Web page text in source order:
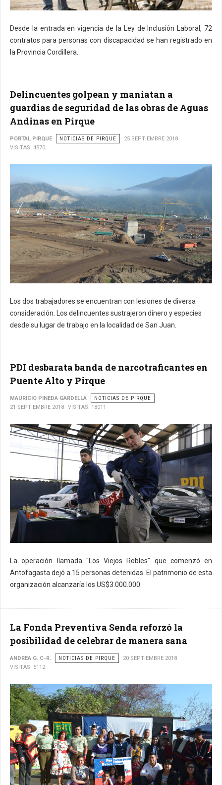
Desde la entrada en vigencia de la Ley de Inclusión Laboral, 72
contratos para personas con discapacidad se han registrado en
la Provincia Cordillera.
Delincuentes golpean y maniatan a
guardias de seguridad de las obras de Aguas
Andinas en Pirque
PORTAL PIRQUE NOTICIAS DE PIRQUE
25 SEPTIEMBRE 2018
VISITAS: 4570
Los dos trabajadores se encuentran con lesiones de diversa
consideración. Los delincuentes sustrajeron dinero y especies
desde su lugar de trabajo en la localidad de San Juan.
PDI desbarata banda de narcotraficantes en
Puente Alto y Pirque
MAURICIO PINEDA GARDELLA
NOTICIAS DE PIRQUE
21 SEPTIEMBRE 2018
VISITAS: 18011
La operación llamada "Los Viejos Robles" que comenzó en
Antofagasta dejó a 15 personas detenidas. El patrimonio de esta
organización alcanzaría los US$3.000.000.
La Fonda Preventiva Senda reforzó la
posibilidad de celebrar de manera sana
ANDREA G. C-R. NOTICIAS DE PIRQUE
20 SEPTIEMBRE 2018
VISITAS: 5112